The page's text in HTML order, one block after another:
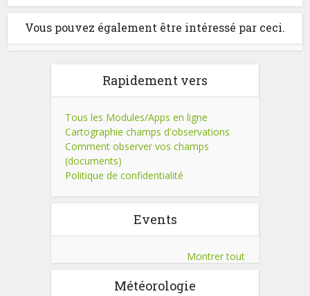
Vous pouvez également être intéressé par ceci.
Rapidement vers
Tous les Modules/Apps en ligne
Cartographie champs d'observations
Comment observer vos champs
(documents)
Politique de confidentialité
Events
Montrer tout
Météorologie